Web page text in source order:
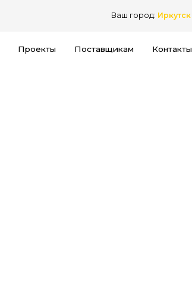
Ваш город: Иркутск
Проекты Поставщикам Контакты